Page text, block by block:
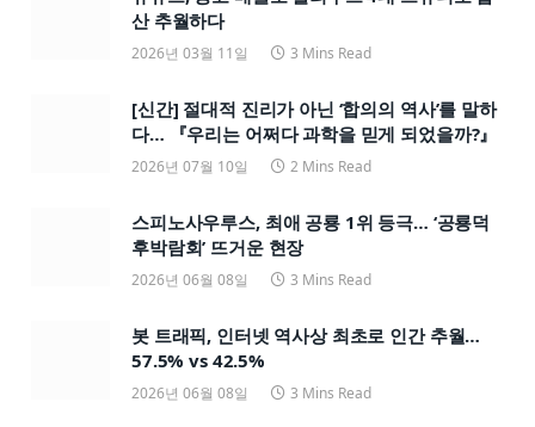
산 추월하다
2026년 03월 11일 3 Mins Read
[신간] 절대적 진리가 아닌 ‘합의의 역사’를 말하
다… 『우리는 어쩌다 과학을 믿게 되었을까?』
2026년 07월 10일 2 Mins Read
스피노사우루스, 최애 공룡 1위 등극… ‘공룡덕
후박람회’ 뜨거운 현장
2026년 06월 08일 3 Mins Read
봇 트래픽, 인터넷 역사상 최초로 인간 추월…
57.5% vs 42.5%
2026년 06월 08일 3 Mins Read